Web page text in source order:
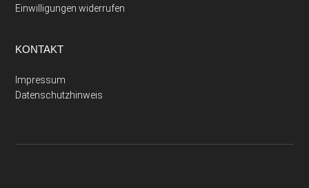
Einwilligungen widerrufen
KONTAKT
Impressum
Datenschutzhinweis